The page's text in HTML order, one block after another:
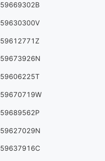
59669302B
59630300V
59612771Z
59673926N
59606225T
59670719W
59689562P
59627029N
59637916C